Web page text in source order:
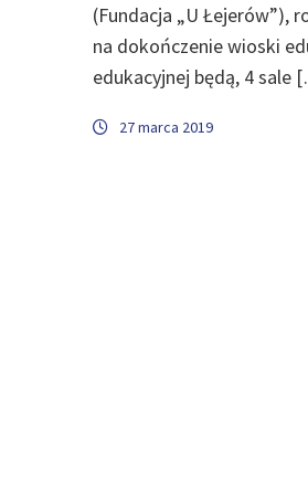
(Fundacja „U Łejerów”),
na dokończenie wioski
edukacyjnej będą, 4 sale
27 marca 2019